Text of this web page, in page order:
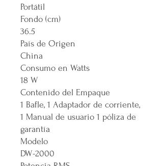
Portátil
Fondo (cm)
36.5
País de Origen
China
Consumo en Watts
18 W
Contenido del Empaque
1 Bafle, 1 Adaptador de corriente,
1 Manual de usuario 1 póliza de
garantía
Modelo
DW-2000